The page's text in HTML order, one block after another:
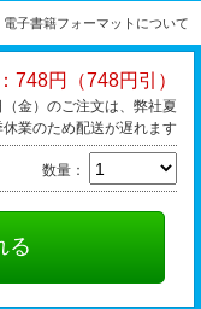
電子書籍フォーマットについて
748円（748円引）
金）のご注文は、弊社夏
休業のため配送が遅れます
数量：
る